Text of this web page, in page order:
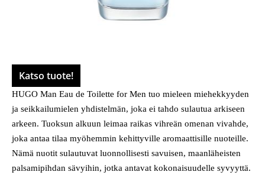
Katso tuote!
HUGO Man Eau de Toilette for Men tuo mieleen miehekkyyden
ja seikkailumielen yhdistelmän, joka ei tahdo sulautua arkiseen
arkeen. Tuoksun alkuun leimaa raikas vihreän omenan vivahde,
joka antaa tilaa myöhemmin kehittyville aromaattisille nuoteille.
Nämä nuotit sulautuvat luonnollisesti savuisen, maanläheisten
palsamipihdan sävyihin, jotka antavat kokonaisuudelle syvyyttä.